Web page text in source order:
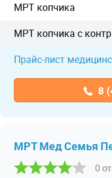
МРТ копчика
МРТ копчика с
Прайс-лист
8
МРТ Мед Семья
0